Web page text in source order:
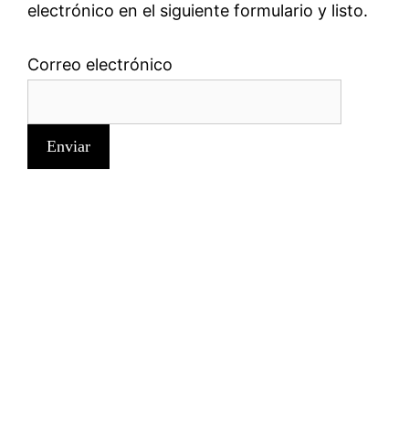
electrónico en el siguiente formulario y listo.
Correo electrónico